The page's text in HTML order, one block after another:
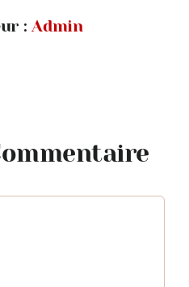
:Admin